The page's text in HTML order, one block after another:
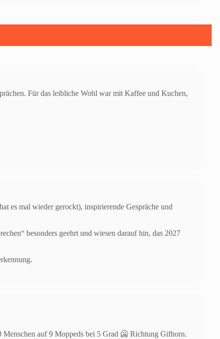
Für das leibliche Wohl war mit Kaffee und Kuchen,
es mal wieder gerockt), inspirierende Gespräche und
besonders geehrt und wiesen darauf hin, das 2027
auf 9 Moppeds bei 5 Grad 🥶 Richtung Gifhorn.